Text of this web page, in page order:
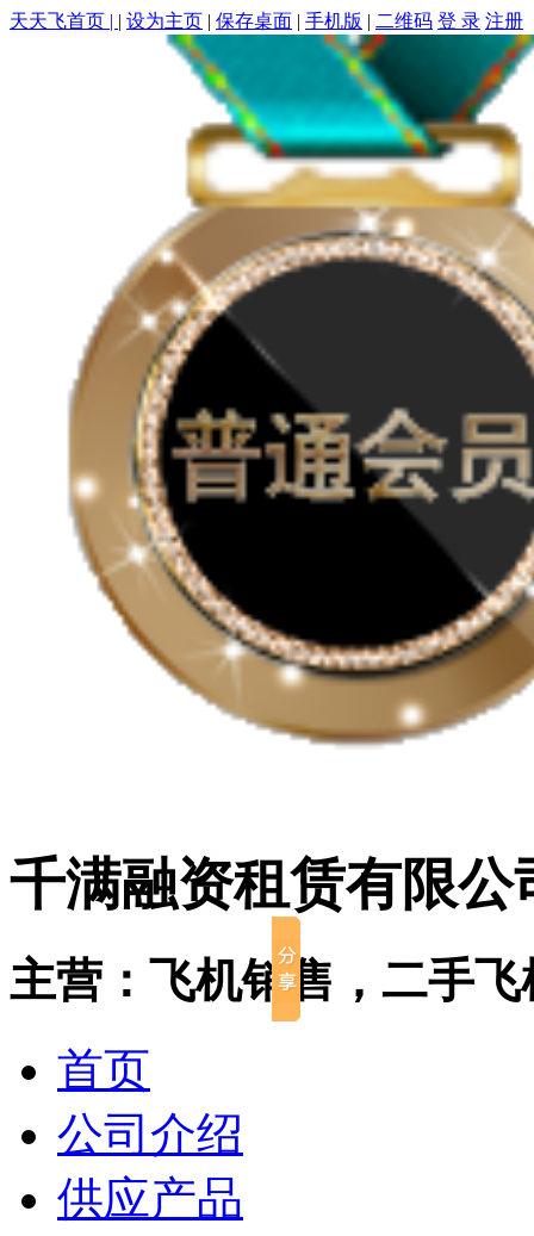
天天飞首页 | | 设为主页 | 保存桌面 | 手机版 | 二维码 登 录 注册
千满融资租赁有限公
主营：飞机销售，二手飞
首页
公司介绍
供应产品